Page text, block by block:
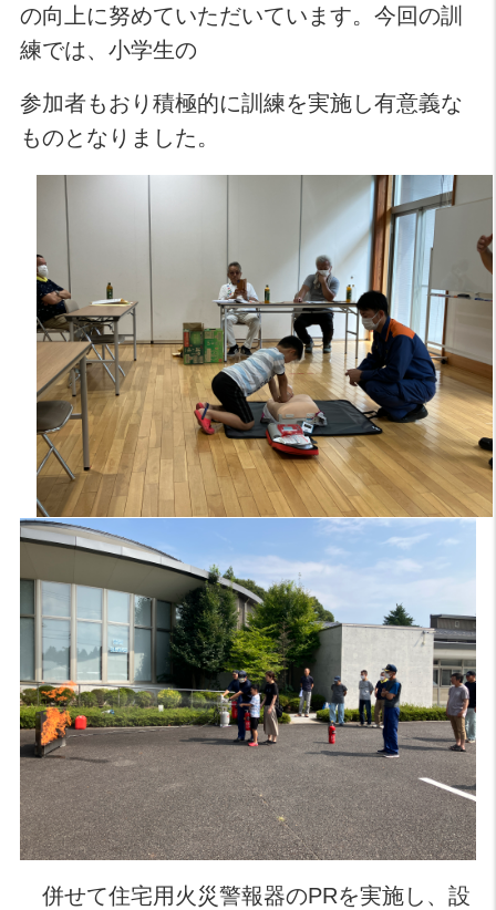
の向上に努めていただいています。今回の訓
練では、小学生の
参加者もおり積極的に訓練を実施し有意義な
ものとなりました。
併せて住宅用火災警報器のPRを実施し、設